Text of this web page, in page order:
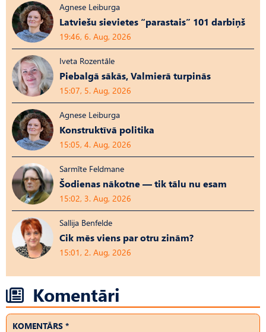
Agnese Leiburga
Latviešu sievietes “parastais” 101 darbiņš
19:46, 6. Aug, 2026
Iveta Rozentāle
Piebalgā sākās, Valmierā turpinās
15:07, 5. Aug, 2026
Agnese Leiburga
Konstruktīvā politika
15:05, 4. Aug, 2026
Sarmīte Feldmane
Šodienas nākotne — tik tālu nu esam
15:02, 3. Aug, 2026
Sallija Benfelde
Cik mēs viens par otru zinām?
15:01, 2. Aug, 2026
Komentāri
KOMENTĀRS *